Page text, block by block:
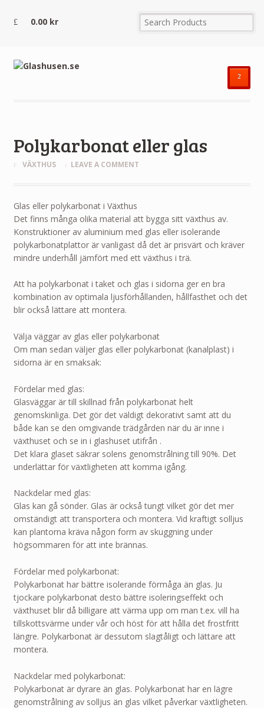
0.00 kr
²
Polykarbonat eller glas
VÄXTHUS LEAVE A COMMENT
Glas eller polykarbonat i Växthus
Det finns många olika material att bygga sitt växthus av.
Konstruktioner av aluminium med glas eller isolerande
polykarbonatplattor är vanligast då det är prisvärt och kräver
mindre underhåll jämfört med ett växthus i trä.
Att ha polykarbonat i taket och glas i sidorna ger en bra
kombination av optimala ljusförhållanden, hållfasthet och det
blir också lättare att montera.
Välja väggar av glas eller polykarbonat
Om man sedan väljer glas eller polykarbonat (kanalplast) i
sidorna är en smaksak:
Fördelar med glas:
Glasväggar är till skillnad från polykarbonat helt
genomskinliga. Det gör det väldigt dekorativt samt att du
både kan se den omgivande trädgården när du är inne i
växthuset och se in i glashuset utifrån .
Det klara glaset säkrar solens genomstrålning till 90%. Det
underlättar för växtligheten att komma igång.
Nackdelar med glas:
Glas kan gå sönder. Glas är också tungt vilket gör det mer
omständigt att transportera och montera. Vid kraftigt solljus
kan plantorna kräva någon form av skuggning under
högsommaren för att inte brännas.
Fördelar med polykarbonat:
Polykarbonat har bättre isolerande förmåga än glas. Ju
tjockare polykarbonat desto bättre isoleringseffekt och
växthuset blir då billigare att värma upp om man t.ex. vill ha
tillskottsvärme under vår och höst för att hålla det frostfritt
längre. Polykarbonat är dessutom slagtåligt och lättare att
montera.
Nackdelar med polykarbonat:
Polykarbonat är dyrare än glas. Polykarbonat har en lägre
genomstrålning av solljus än glas vilket påverkar växtligheten.